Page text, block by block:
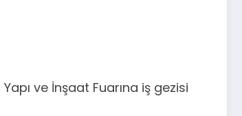
ve İnşaat Fuarına iş gezisi